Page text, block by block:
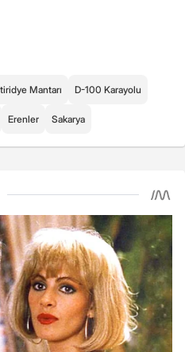
Mantarı D-100 Karayolu
Erenler Sakarya